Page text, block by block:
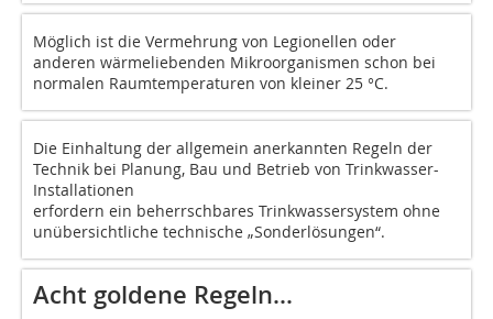
Möglich ist die Vermehrung von Legionellen oder
anderen wärmeliebenden Mikroorganismen schon bei
normalen Raumtemperaturen von kleiner 25 °C.
Die Einhaltung der allgemein anerkannten Regeln der
Technik bei Planung, Bau und Betrieb von Trinkwasser-
Installationen
erfordern ein beherrschbares Trinkwassersystem ohne
unübersichtliche technische „Sonderlösungen“.
Acht goldene Regeln…